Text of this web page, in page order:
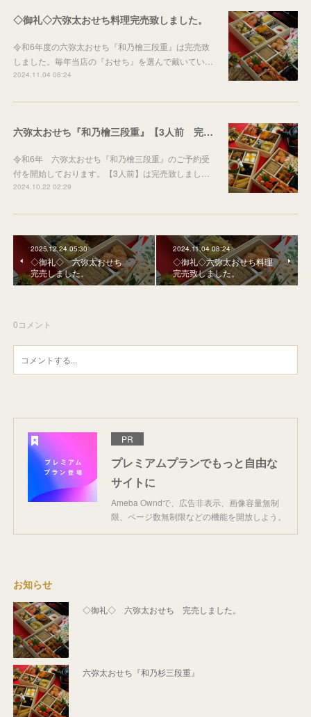
◇御礼◇六弥太おせち料理完売致しました。
令和6年度の六弥太おせち『和乃檜三段重』は完売致
しました。毎年当店の『おせち』を選んで戴いてい…
2024.11.04 08:24
六弥太おせち『和乃檜三段重』【3人前 完売】
令和6年 六弥太おせち『和乃檜三段重』のご予約受
付を開始しております。【3人前】は完売致しまし…
2024.10.22 02:29
2025.12.24 05:30
◇御礼◇ 六弥太おせち
完売しました。
2024.11.04 08:24
◇御礼◇六弥太おせち料理
完売致しました。
0コメント
PR
プレミアムプランでもっと自由な
サイトに
Ameba Owndで、広告非表示、画像容量無制
限、ページ数無制限などの機能を開放しよう。
お知らせ
◇御礼◇ 六弥太おせち 完売しました。
六弥太おせち『和乃杉三段重』